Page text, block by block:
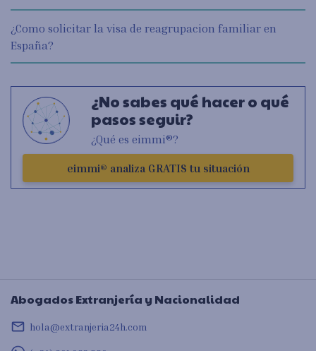
¿Como solicitar la visa de reagrupacion familiar en
España?
¿No sabes qué hacer o qué
pasos seguir?
¿Qué es eimmi®?
eimmi® analiza GRATIS tu situación
Abogados Extranjería y Nacionalidad
mail_outline hola@extranjeria24h.com